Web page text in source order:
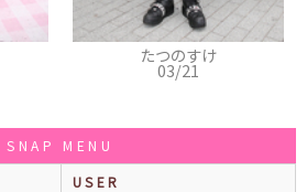
SNAP MENU
USER